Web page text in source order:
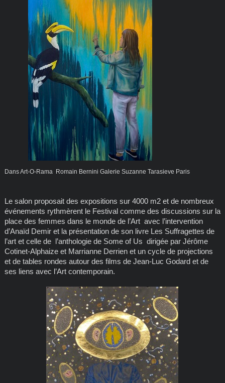
Dans Art-O-Rama Romain Bernini Galerie Suzanne Tarasieve Paris
Le salon proposait des expositions sur 4000 m2 et de nombreux
événements rythmèrent le Festival comme des discussions sur la
place des femmes dans le monde de l’Art avec l’intervention
d’Anaïd Demir et la présentation de son livre Les Suffragettes de
l’art et celle de l’anthologie de Some of Us dirigée par Jérôme
Cotinet-Alphaize et Marrianne Derrien et un cycle de projections
et de tables rondes autour des films de Jean-Luc Godard et de
ses liens avec l’Art contemporain.